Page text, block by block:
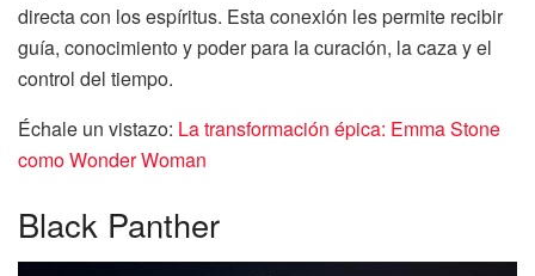
directa con los espíritus. Esta conexión les permite recibir
guía, conocimiento y poder para la curación, la caza y el
control del tiempo.
Échale un vistazo: La transformación épica: Emma Stone
como Wonder Woman
Black Panther